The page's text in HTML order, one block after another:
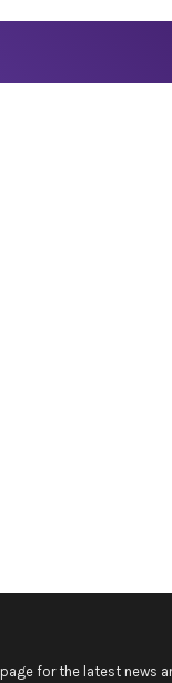
page for the latest news